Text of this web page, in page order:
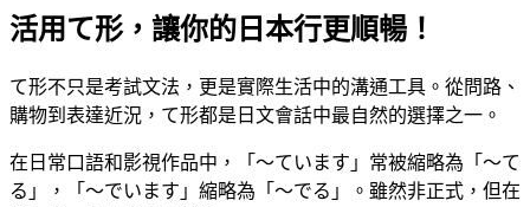
活用て形，讓你的日本行更順暢！
て形不只是考試文法，更是實際生活中的溝通工具。從問路、
購物到表達近況，て形都是日文會話中最自然的選擇之一。
在日常口語和影視作品中，「〜ています」常被縮略為「〜て
る」，「〜でいます」縮略為「〜でる」。雖然非正式，但在